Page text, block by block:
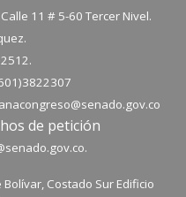
11 # 5-60 Tercer Nivel.
3822307
de petición
Costado Sur Edificio